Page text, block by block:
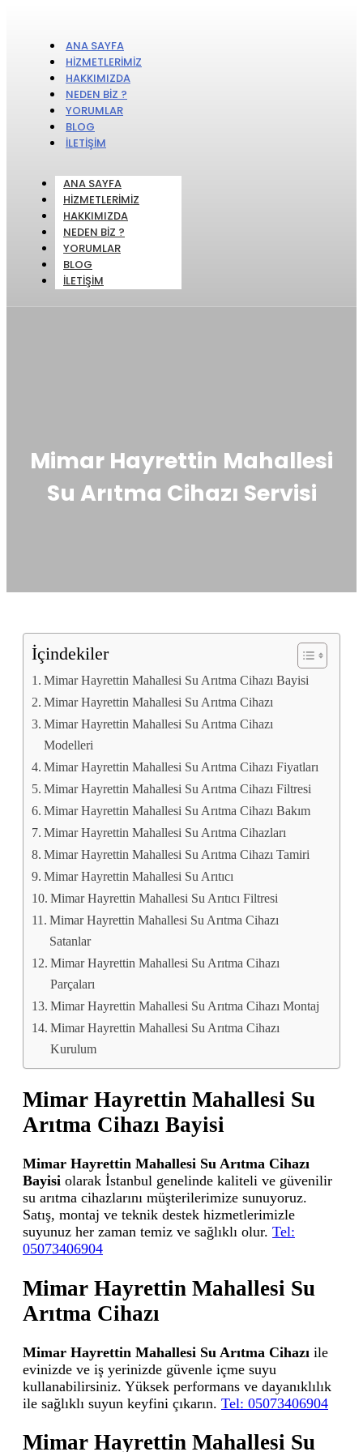
ANA SAYFA
HIZMETLERIMIZ
HAKKIMIZDA
NEDEN BIZ ?
YORUMLAR
BLOG
İLETIŞIM
ANA SAYFA
HIZMETLERIMIZ
HAKKIMIZDA
NEDEN BIZ ?
YORUMLAR
BLOG
İLETIŞIM
Mimar Hayrettin Mahallesi
Su Arıtma Cihazı Servisi
İçindekiler
Mimar Hayrettin Mahallesi Su Arıtma Cihazı Bayisi
Mimar Hayrettin Mahallesi Su Arıtma Cihazı
Mimar Hayrettin Mahallesi Su Arıtma Cihazı
Modelleri
Mimar Hayrettin Mahallesi Su Arıtma Cihazı Fiyatları
Mimar Hayrettin Mahallesi Su Arıtma Cihazı Filtresi
Mimar Hayrettin Mahallesi Su Arıtma Cihazı Bakım
Mimar Hayrettin Mahallesi Su Arıtma Cihazları
Mimar Hayrettin Mahallesi Su Arıtma Cihazı Tamiri
Mimar Hayrettin Mahallesi Su Arıtıcı
Mimar Hayrettin Mahallesi Su Arıtıcı Filtresi
Mimar Hayrettin Mahallesi Su Arıtma Cihazı
Satanlar
Mimar Hayrettin Mahallesi Su Arıtma Cihazı
Parçaları
Mimar Hayrettin Mahallesi Su Arıtma Cihazı Montaj
Mimar Hayrettin Mahallesi Su Arıtma Cihazı
Kurulum
Mimar Hayrettin Mahallesi Su
Arıtma Cihazı Bayisi
Mimar Hayrettin Mahallesi Su Arıtma Cihazı
Bayisi olarak İstanbul genelinde kaliteli ve güvenilir
su arıtma cihazlarını müşterilerimize sunuyoruz.
Satış, montaj ve teknik destek hizmetlerimizle
suyunuz her zaman temiz ve sağlıklı olur. Tel:
05073406904
Mimar Hayrettin Mahallesi Su
Arıtma Cihazı
Mimar Hayrettin Mahallesi Su Arıtma Cihazı ile
evinizde ve iş yerinizde güvenle içme suyu
kullanabilirsiniz. Yüksek performans ve dayanıklılık
ile sağlıklı suyun keyfini çıkarın. Tel: 05073406904
Mimar Hayrettin Mahallesi Su